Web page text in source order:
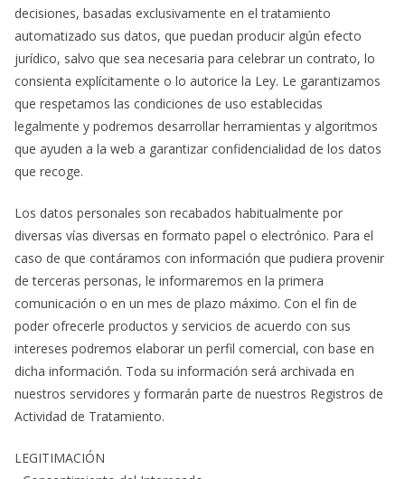
decisiones, basadas exclusivamente en el tratamiento
automatizado sus datos, que puedan producir algún efecto
jurídico, salvo que sea necesaria para celebrar un contrato, lo
consienta explícitamente o lo autorice la Ley. Le garantizamos
que respetamos las condiciones de uso establecidas
legalmente y podremos desarrollar herramientas y algoritmos
que ayuden a la web a garantizar confidencialidad de los datos
que recoge.
Los datos personales son recabados habitualmente por
diversas vías diversas en formato papel o electrónico. Para el
caso de que contáramos con información que pudiera provenir
de terceras personas, le informaremos en la primera
comunicación o en un mes de plazo máximo. Con el fin de
poder ofrecerle productos y servicios de acuerdo con sus
intereses podremos elaborar un perfil comercial, con base en
dicha información. Toda su información será archivada en
nuestros servidores y formarán parte de nuestros Registros de
Actividad de Tratamiento.
LEGITIMACIÓN